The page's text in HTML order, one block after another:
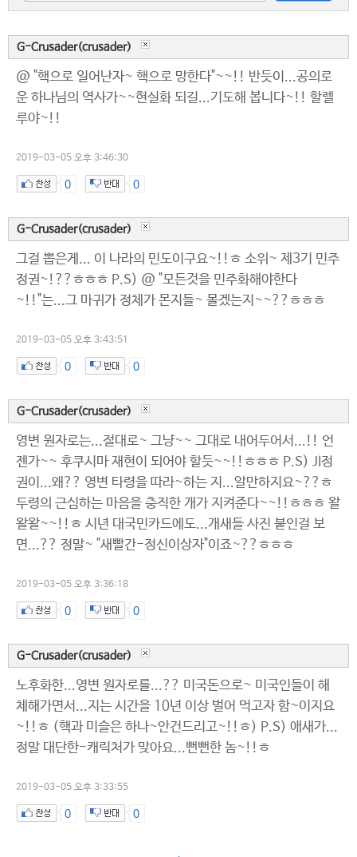
G-Crusader(crusader)
@ "핵으로 일어난자~ 핵으로 망한다"~~!! 반듯이...공의로
운 하나님의 역사가~~현실화 되길...기도해 봅니다~!! 할렐
루야~!!
2019-03-05 오후 3:46:30
0 0
G-Crusader(crusader)
그걸 뽑은게... 이 나라의 민도이구요~!!ㅎ 소위~ 제3기 민주
정권~!??ㅎㅎㅎ P.S) @ "모든것을 민주화해야한다
~!!"는...그 마귀가 정체가 몬지들~ 몰겠는지~~??ㅎㅎㅎ
2019-03-05 오후 3:43:51
0 0
G-Crusader(crusader)
영변 원자로는...절대로~ 그냥~~ 그대로 내어두어서...!! 언
젠가~~ 후쿠시마 재현이 되어야 할듯~~!!ㅎㅎㅎ P.S) JI정
권이...왜?? 영변 타령을 따라~하는 지...알만하지요~??ㅎ
두령의 근심하는 마음을 충직한 개가 지켜준다~~!!ㅎㅎㅎ 왈
왈왈~~!!ㅎ 시년 대국민카드에도...개새들 사진 붙인걸 보
면...?? 정말~ "새빨간-정신이상자"이죠~??ㅎㅎㅎ
2019-03-05 오후 3:36:18
0 0
G-Crusader(crusader)
노후화한...영변 원자로를...?? 미국돈으로~ 미국인들이 해
체해가면서...지는 시간을 10년 이상 벌어 먹고자 함~이지요
~!!ㅎ (핵과 미슬은 하나~안건드리고~!!ㅎ) P.S) 애새가...
정말 대단한-캐릭처가 맞아요...뻔뻔한 놈~!!ㅎ
2019-03-05 오후 3:33:55
0 0